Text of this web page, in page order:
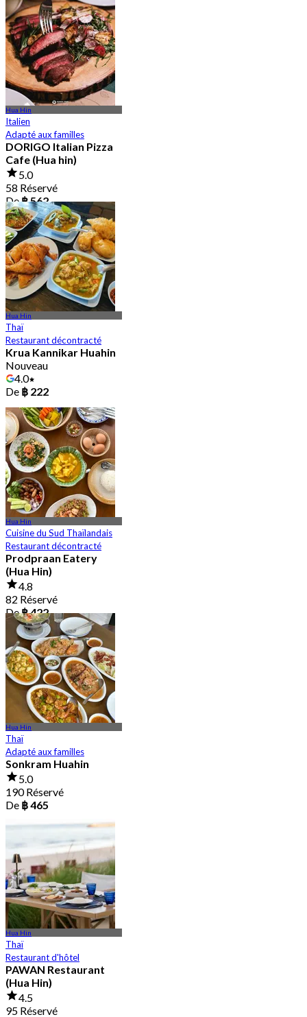
Hua Hin
Italien
Adapté aux familles
DORIGO Italian Pizza
Cafe (Hua hin)
5.0
58 Réservé
De฿ 562
Hua Hin
Thaï
Restaurant décontracté
Krua Kannikar Huahin
Nouveau
4.0
De ฿ 222
Hua Hin
Cuisine du Sud Thaïlandais
Restaurant décontracté
Prodpraan Eatery
(Hua Hin)
4.8
82 Réservé
De฿ 422
Hua Hin
Thaï
Adapté aux familles
Sonkram Huahin
5.0
190 Réservé
De ฿ 465
Hua Hin
Thaï
Restaurant d'hôtel
PAWAN Restaurant
(Hua Hin)
4.5
95 Réservé